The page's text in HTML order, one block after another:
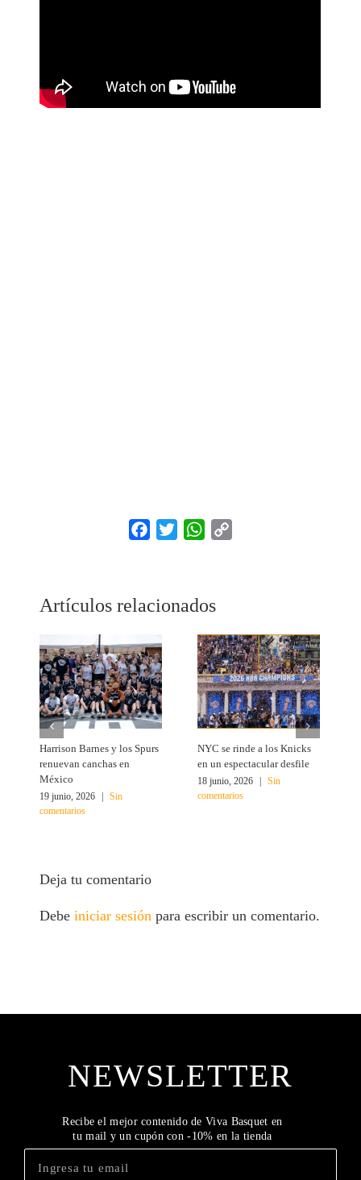
Facebook
Twitter WhatsApp
Artículos relacionados
Harrison Barnes y los Spurs
renuevan canchas en
México
19 junio, 2026 |
Sin
comentarios
NYC se rinde a los Knicks
en un espectacular desfile
18 junio, 2026 |
Sin
comentarios
Deja tu comentario
Debeiniciar sesiónpara escribir un comentario.
NEWSLETTER
Recibe el mejor contenido de Viva Basquet en
tu mail y un cupón con -10% en la tienda